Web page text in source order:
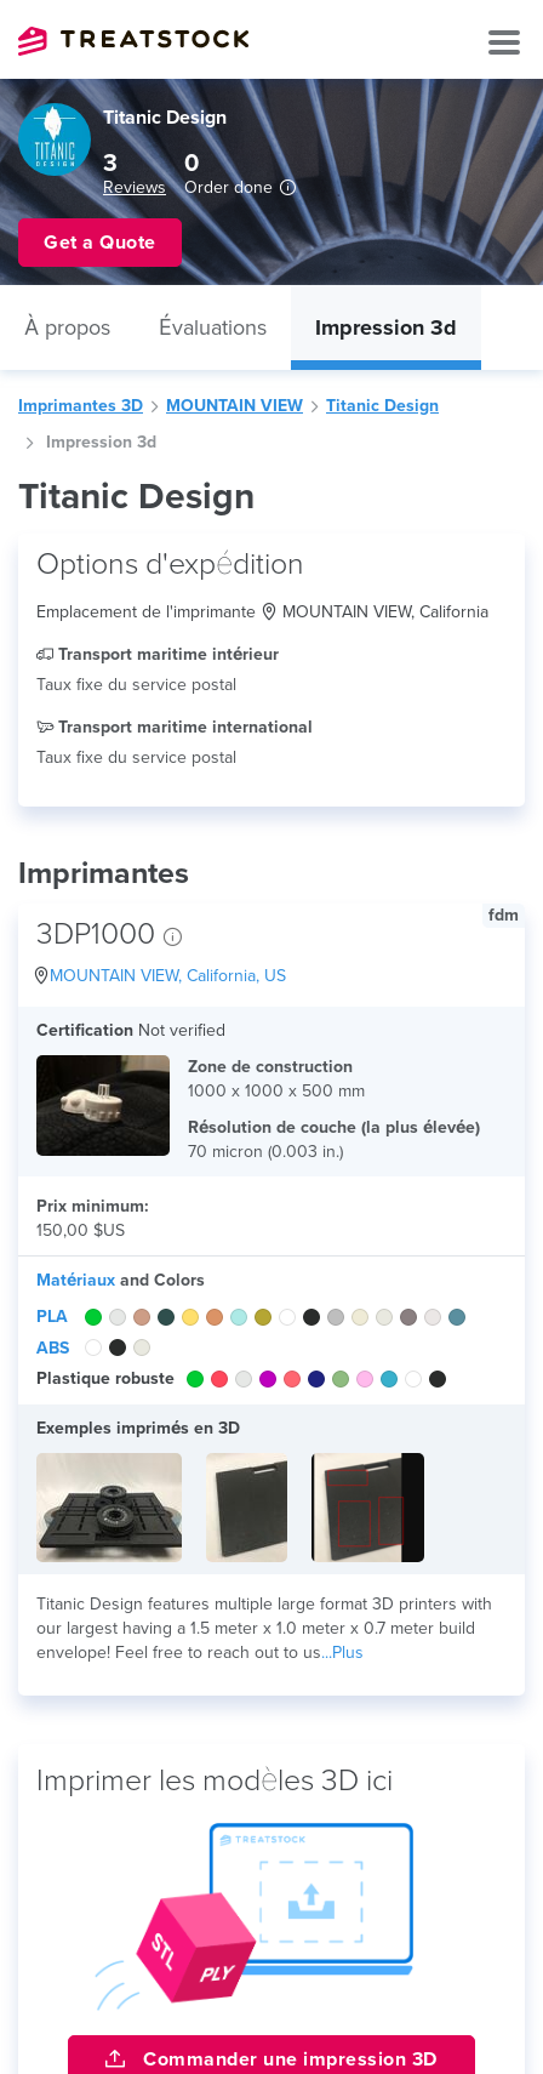
Titanic Design
3
Reviews
0
Order done
Get a Quote
À propos Évaluations Impression 3d
Imprimantes 3D MOUNTAIN VIEW
Titanic Design
Impression 3d
Titanic Design
Options d'expédition
Emplacement de l'imprimante MOUNTAIN VIEW, California
Transport maritime intérieur
Taux fixe du service postal
Transport maritime international
Taux fixe du service postal
Imprimantes
fdm
3DP1000
MOUNTAIN VIEW, California, US
Certification Not verified
Zone de construction
1000 x 1000 x 500 mm
Résolution de couche (la plus élevée)
70 micron (0.003 in.)
Prix minimum:
150,00 $US
Matériaux and Colors
PLA
ABS
Plastique robuste
Exemples imprimés en 3D
Titanic Design features multiple large format 3D printers with
our largest having a 1.5 meter x 1.0 meter x 0.7 meter build
envelope! Feel free to reach out to us...Plus
Imprimer les modèles 3D ici
Commander une impression 3D